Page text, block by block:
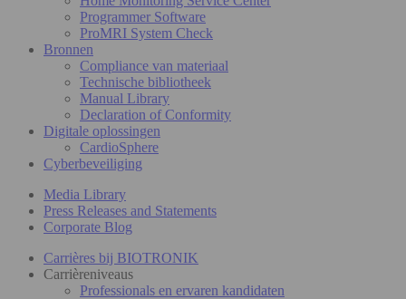
Programmer Software
ProMRI System Check
Bronnen
Compliance van materiaal
Technische bibliotheek
Manual Library
Declaration of Conformity
Digitale oplossingen
CardioSphere
Cyberbeveiliging
Media Library
Press Releases and Statements
Corporate Blog
Carrières bij BIOTRONIK
Carrièreniveaus
Professionals en ervaren kandidaten